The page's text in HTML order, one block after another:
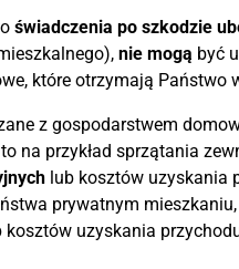
świadczenia po szkodzie
nie mogą być
które otrzymają Państwo
z gospodarstwem
na przykład sprzątania
lub kosztów uzyskania
prywatnym
uzyskania